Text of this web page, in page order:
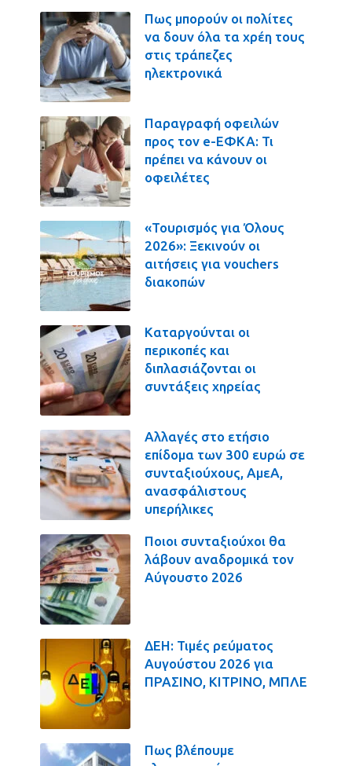
Πως μπορούν οι πολίτες
να δουν όλα τα χρέη τους
στις τράπεζες
ηλεκτρονικά
Παραγραφή οφειλών
προς τον e-ΕΦΚΑ: Τι
πρέπει να κάνουν οι
οφειλέτες
«Τουρισμός για Όλους
2026»: Ξεκινούν οι
αιτήσεις για vouchers
διακοπών
Καταργούνται οι
περικοπές και
διπλασιάζονται οι
συντάξεις χηρείας
Αλλαγές στο ετήσιο
επίδομα των 300 ευρώ σε
συνταξιούχους, ΑμεΑ,
ανασφάλιστους
υπερήλικες
Ποιοι συνταξιούχοι θα
λάβουν αναδρομικά τον
Αύγουστο 2026
ΔΕΗ: Τιμές ρεύματος
Αυγούστου 2026 για
ΠΡΑΣΙΝΟ, ΚΙΤΡΙΝΟ, ΜΠΛΕ
Πως βλέπουμε